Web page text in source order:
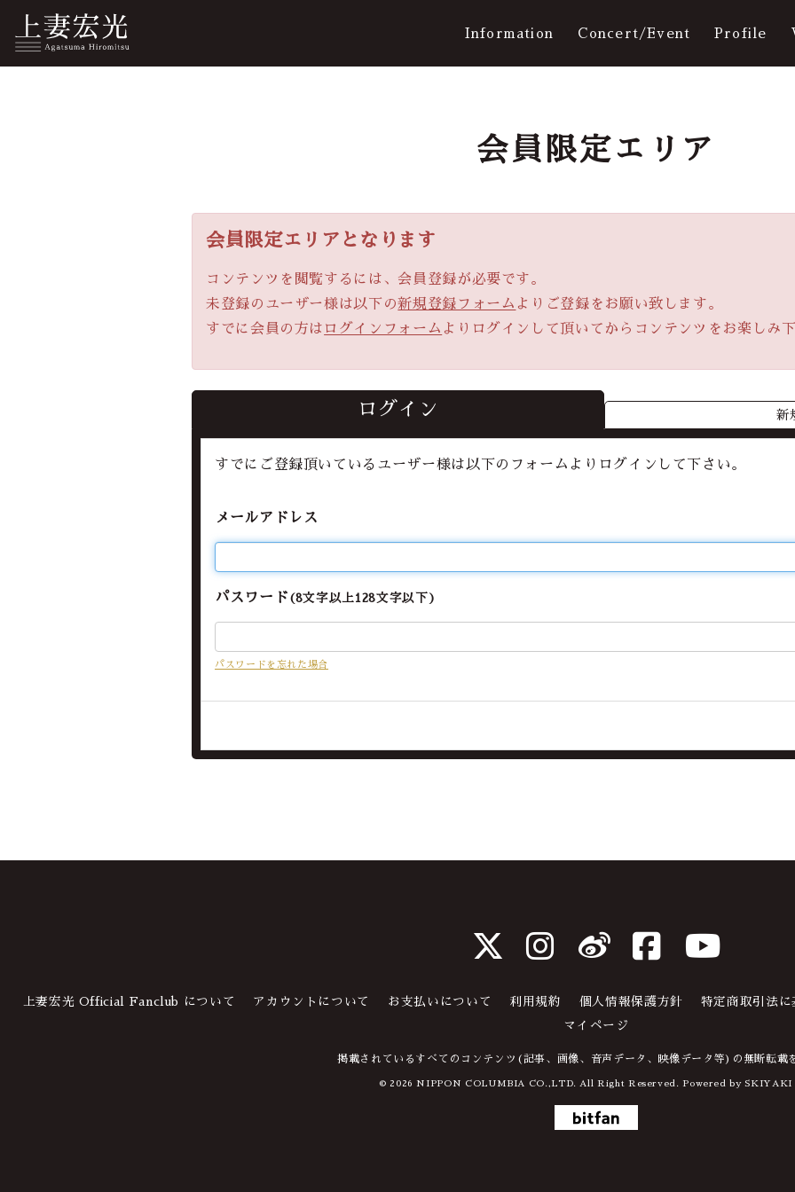
Information Concert/Event Profile
会員登録 ログイン
Official Fanclubについて
会員限定エリア
会員限定エリアとなります
コンテンツを閲覧するには、会員登録が必要です。
未登録のユーザー様は以下の新規登録フォーム よりご登録をお願い致します。
すでに会員の方は ログインフォーム よりログインして頂いてからコンテンツをお楽しみ
ログイン 新
すでにご登録頂いているユーザー様は以下のフォームよりログインして下さい。
メールアドレス
パスワード (8文字以上128文字以下)
パスワードを忘れた場合
上妻宏光 Official Fanclub について アカウントについて お支払いについて 利用規約 個人情報保護方針 特定商取引法に
マイページ
掲載されているすべてのコンテンツ(記事、画像、音声データ、映像データ等)の無断転載
© 2026 NIPPON COLUMBIA CO.,LTD. All Right Reserved. Powered bySKIYAKI